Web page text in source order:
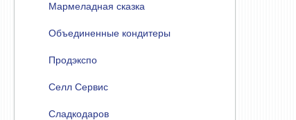
Мармеладная сказка
Объединенные кондитеры
Продэкспо
Селл Сервис
Сладкодаров